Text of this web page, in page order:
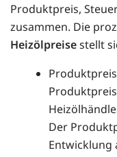
Produktpreis,
zusammen. Die
Heizölpreisestellt
Der
Entwicklung